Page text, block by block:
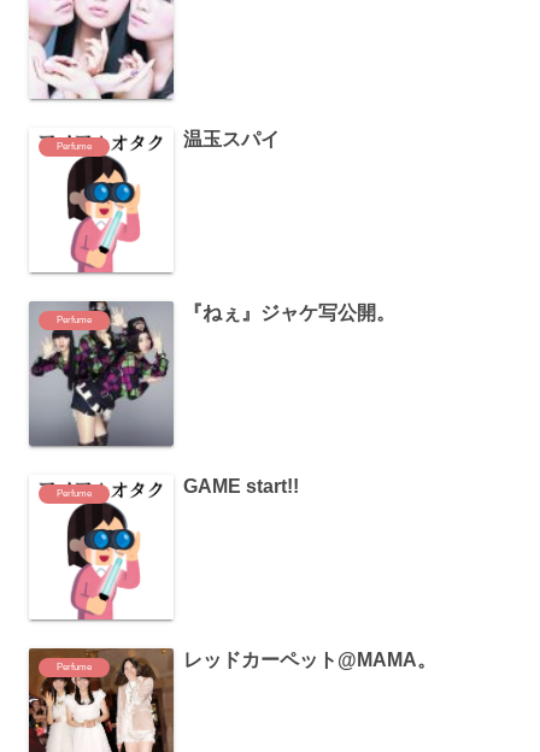
Perfume 温玉スパイ
Perfume 『ねぇ』ジャケ写公開。
Perfume GAME start!!
Perfume レッドカーペット@MAMA。